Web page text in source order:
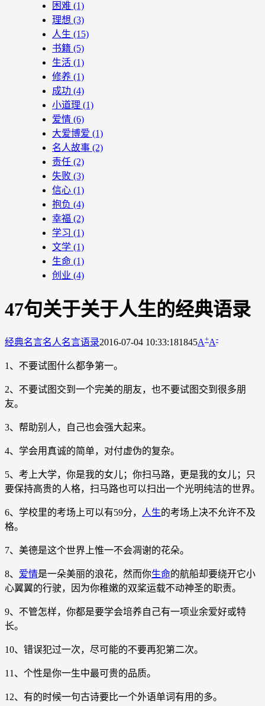
困难 (1)
理想 (3)
人生 (15)
书籍 (5)
生活 (1)
修养 (1)
成功 (4)
小道理 (1)
爱情 (6)
大爱博爱 (1)
名人故事 (2)
责任 (2)
失败 (3)
信心 (1)
抱负 (4)
幸福 (2)
学习 (1)
文学 (1)
生命 (1)
创业 (4)
47句关于关于人生的经典语录
经典名言名人名言语录2016-07-04 10:33:181845A+A-
1、不要试图什么都争第一。
2、不要试图交到一个完美的朋友，也不要试图交到很多朋
友。
3、帮助别人，自己也会强大起来。
4、学会用真诚的简单，对付虚伪的复杂。
5、考上大学，你是我的女儿；你扫马路，更是我的女儿；只
要保持高贵的人格，扫马路也可以扫出一个光明纯洁的世界。
6、学校里的考场上可以有59分， 人生的考场上决不允许不及
格。
7、美德是这个世界上惟一不会凋谢的花朵。
8、 爱情是一朵美丽的浪花，然而你生命的航船却要绕开它小
心翼翼的行驶，因为你稚嫩的双桨运载不动神圣的职责。
9、不管怎样，你都是要学会培养自己有一项业余爱好或特
长。
10、错误犯过一次，尽可能的不要再犯第二次。
11、个性是你一生中最可贵的品质。
12、有的时候一句古诗要比一个外语单词有用的多。